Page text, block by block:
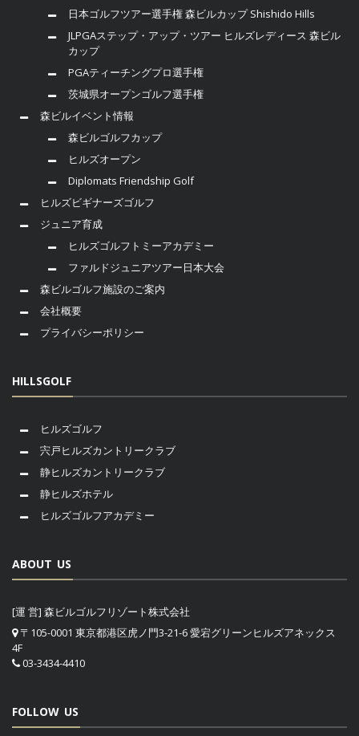
日本ゴルフツアー選手権 森ビルカップ Shishido Hills
JLPGAステップ・アップ・ツアー ヒルズレディース 森ビル
カップ
PGAティーチングプロ選手権
茨城県オープンゴルフ選手権
森ビルイベント情報
森ビルゴルフカップ
ヒルズオープン
Diplomats Friendship Golf
ヒルズビギナーズゴルフ
ジュニア育成
ヒルズゴルフトミーアカデミー
ファルドジュニアツアー日本大会
森ビルゴルフ施設のご案内
会社概要
プライバシーポリシー
HILLSGOLF
ヒルズゴルフ
宍戸ヒルズカントリークラブ
静ヒルズカントリークラブ
静ヒルズホテル
ヒルズゴルフアカデミー
ABOUT US
[運 営] 森ビルゴルフリゾート株式会社
〒105-0001 東京都港区虎ノ門3-21-6 愛宕グリーンヒルズアネックス
4F
03-3434-4410
FOLLOW US